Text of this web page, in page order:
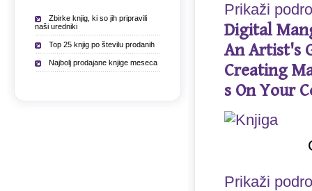
Prikaži
Digital
An Artist's
Creating
s On Your
Prikaži
Zbirke knjig, ki so jih pripravili
naši uredniki
Top 25 knjig po številu prodanih
Najbolj prodajane knjige meseca